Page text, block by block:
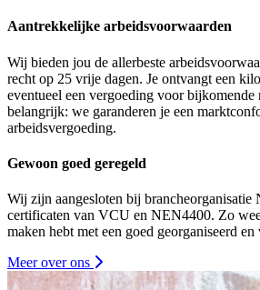
Aantrekkelijke arbeidsvoorwaarden
Wij bieden jou de allerbeste
recht op 25 vrije dagen. Je ontvangt een
eventueel een vergoeding voor bijkomende
belangrijk: we garanderen je een
arbeidsvergoeding.
Gewoon goed geregeld
Wij zijn aangesloten bij
certificaten van VCU en NEN4400. Zo
maken hebt met een goed georganiseerd
Meer over ons